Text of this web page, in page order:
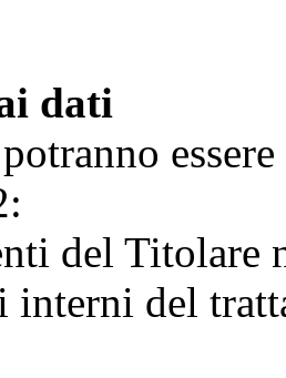
dati
del Titolare
interni del